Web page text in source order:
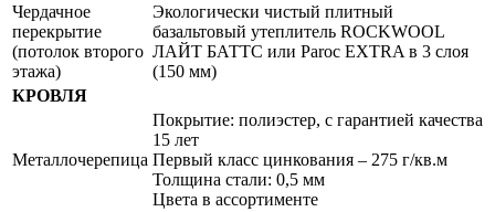
Чердачное
перекрытие
(потолок второго
этажа)
Экологически чистый плитный
базальтовый утеплитель ROCKWOOL
ЛАЙТ БАТТС или Paroc EXTRA в 3 слоя
(150 мм)
КРОВЛЯ
Металлочерепица
Покрытие: полиэстер, с гарантией качества
15 лет
Первый класс цинкования – 275 г/кв.м
Толщина стали: 0,5 мм
Цвета в ассортименте